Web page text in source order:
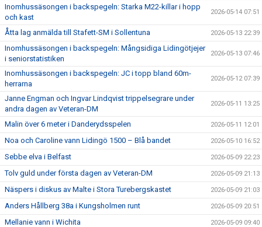
Inomhussäsongen i backspegeln: Starka M22-killar i hopp
och kast
2026-05-14 07:51
Åtta lag anmälda till Stafett-SM i Sollentuna 2026-05-13 22:39
Inomhussäsongen i backspegeln: Mångsidiga Lidingötjejer
i seniorstatistiken
2026-05-13 07:46
Inomhussäsongen i backspegeln: JC i topp bland 60m-
herrarna
2026-05-12 07:39
Janne Engman och Ingvar Lindqvist trippelsegrare under
andra dagen av Veteran-DM
2026-05-11 13:25
Malin över 6 meter i Danderydsspelen 2026-05-11 12:01
Noa och Caroline vann Lidingö 1500 – Blå bandet 2026-05-10 16:52
Sebbe elva i Belfast 2026-05-09 22:23
Tolv guld under första dagen av Veteran-DM 2026-05-09 21:13
Näspers i diskus av Malte i Stora Turebergskastet 2026-05-09 21:03
Anders Hållberg 38a i Kungsholmen runt 2026-05-09 20:51
Mellanie vann i Wichita 2026-05-09 09:40